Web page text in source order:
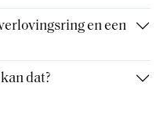
en een
dat?